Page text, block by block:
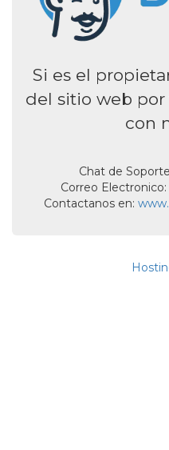
Si es el
del sitio web
con
Chat de
Correo Electronico:
Contactanos en: